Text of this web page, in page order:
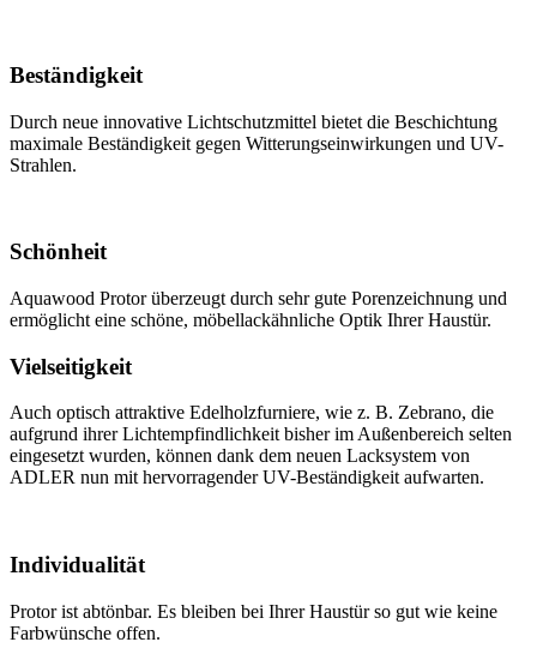
Beständigkeit
Durch neue innovative Lichtschutzmittel bietet die Beschichtung
maximale Beständigkeit gegen Witterungseinwirkungen und UV-
Strahlen.
Schönheit
Aquawood Protor überzeugt durch sehr gute Porenzeichnung und
ermöglicht eine schöne, möbellackähnliche Optik Ihrer Haustür.
Vielseitigkeit
Auch optisch attraktive Edelholzfurniere, wie z. B. Zebrano, die
aufgrund ihrer Lichtempfindlichkeit bisher im Außenbereich selten
eingesetzt wurden, können dank dem neuen Lacksystem von
ADLER nun mit hervorragender UV-Beständigkeit aufwarten.
Individualität
Protor ist abtönbar. Es bleiben bei Ihrer Haustür so gut wie keine
Farbwünsche offen.